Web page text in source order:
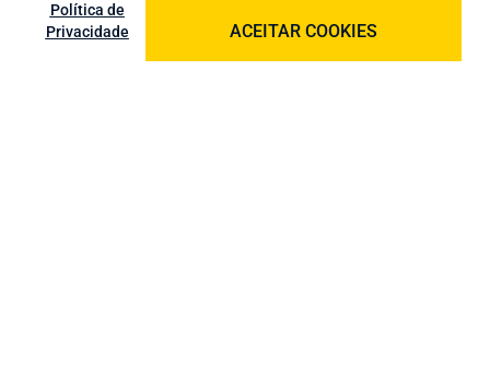
BLOG
Política de
Privacidade
ACEITAR COOKIES